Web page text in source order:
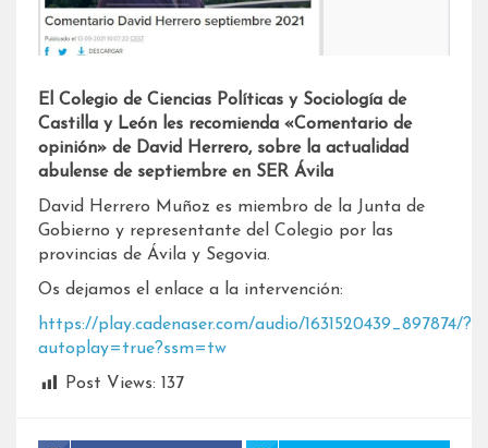
El Colegio de Ciencias Políticas y Sociología de
Castilla y León les recomienda «Comentario de
opinión» de David Herrero, sobre la actualidad
abulense de septiembre en SER Ávila
David Herrero Muñoz es miembro de la Junta de
Gobierno y representante del Colegio por las
provincias de Ávila y Segovia.
Os dejamos el enlace a la intervención:
https://play.cadenaser.com/audio/1631520439_897874/?
autoplay=true?ssm=tw
Post Views: 137